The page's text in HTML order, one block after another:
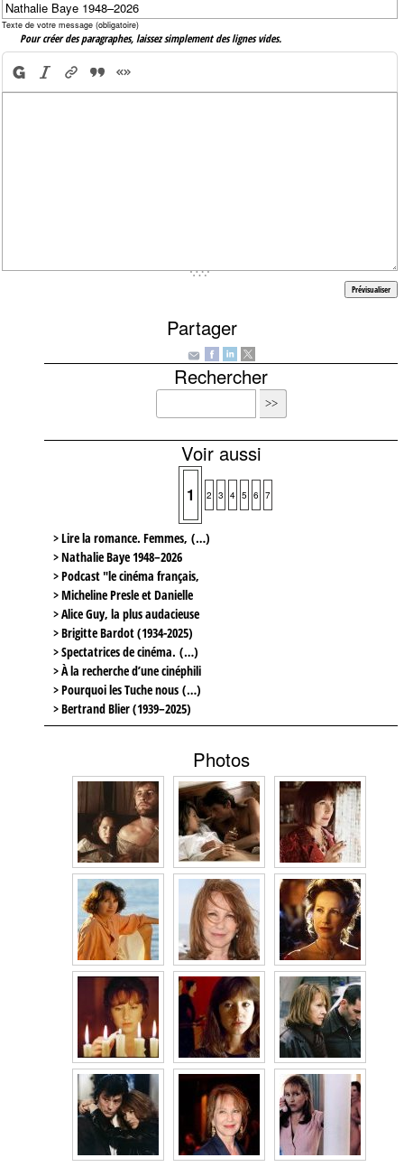
Texte de votre message (obligatoire)
Pour créer des paragraphes, laissez simplement des lignes vides.
Partager
Rechercher
Voir aussi
1 2 3 4 5 6 7
> Lire la romance. Femmes, (…)
> Nathalie Baye 1948–2026
> Podcast "le cinéma français,
> Micheline Presle et Danielle
> Alice Guy, la plus audacieuse
> Brigitte Bardot (1934-2025)
> Spectatrices de cinéma. (…)
> À la recherche d’une cinéphili
> Pourquoi les Tuche nous (…)
> Bertrand Blier (1939–2025)
Photos